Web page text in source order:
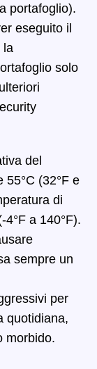
portafoglio).
eseguito il
la
solo
del
55°C (32°F e
di
4°F a 140°F).
sempre un
per
quotidiana,
morbido.